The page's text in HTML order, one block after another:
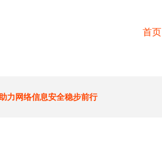
首页
力网络信息安全稳步前行